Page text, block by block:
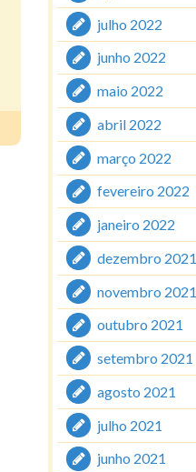
julho 2022
junho 2022
maio 2022
abril 2022
março 2022
fevereiro 2022
janeiro 2022
dezembro 2021
novembro 2021
outubro 2021
setembro 2021
agosto 2021
julho 2021
junho 2021